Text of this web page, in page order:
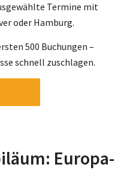
Termine mit
oder Hamburg.
500 Buchungen –
schnell zuschlagen.
Europa-